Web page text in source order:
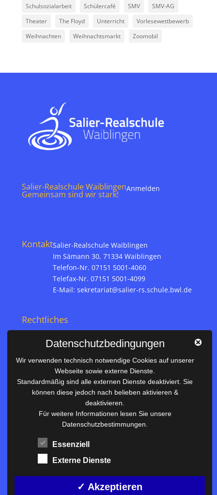
Schulsozialarbeit
Schülercafé SMV
SMV-AG
Theater
The Floyd Unterricht
Vorlesewettbewerb
Weihnachten
Weihnachtsmarkt Zoomobil
Salier-Realschule Waiblingen
Gemeinsam sind wir stark!
Anmelden
KontaktSalier-Realschule Waiblingen
Im Sämann 30, 71334 Waiblingen
Telefon-Nr. 07151 5001-4060
Telefax-Nr. 07151 5001-4099
E-Mail: sekretariat@salier-rs.schule.bwl.de
Rechtliches
Datenschutz
Nützliches
Vertretungsplan
Unterrichtszeiten
Downloadbereich
Terminkalender
Termine AKTUELL
Anfahrt/Kontakt
Datenschutzbedingungen
Wir verwenden technisch notwendige Cookies auf unserer
Webseite sowie externe Dienste.
Standardmäßig sind alle externen Dienste deaktiviert. Sie
können diese jedoch nach belieben aktivieren &
deaktivieren.
Für weitere Informationen lesen Sie unsere
Datenschutzbestimmungen.
Essenziell
Externe Dienste
✓ Akzeptieren